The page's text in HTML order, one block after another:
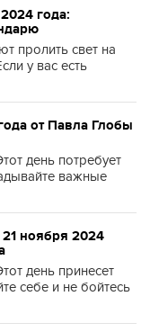
года:
пролить свет на
у вас есть
от Павла Глобы
день потребует
важные
ноября 2024
день принесет
себе и не бойтесь